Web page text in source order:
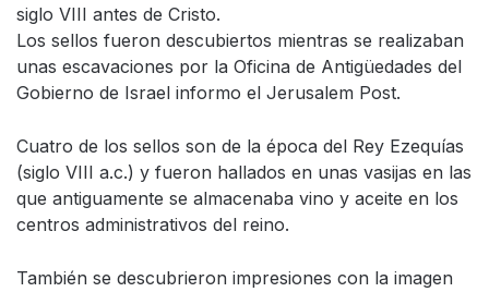
siglo VIII antes de Cristo.
Los sellos fueron descubiertos mientras se realizaban
unas escavaciones por la Oficina de Antigüedades del
Gobierno de Israel informo el Jerusalem Post.
Cuatro de los sellos son de la época del Rey Ezequías
(siglo VIII a.c.) y fueron hallados en unas vasijas en las
que antiguamente se almacenaba vino y aceite en los
centros administrativos del reino.
También se descubrieron impresiones con la imagen